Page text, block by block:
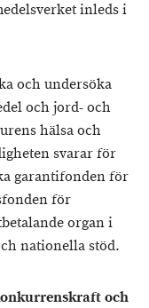
inleds i
och undersöka
och jord- och
hälsa och
svarar för
garantifonden för
för
organ i
nationella stöd.
och